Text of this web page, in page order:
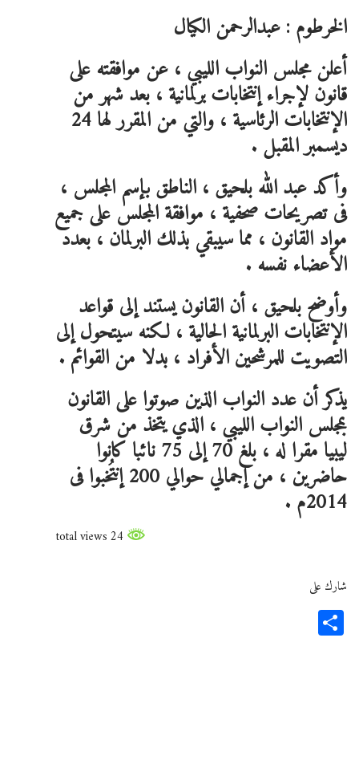
الخرطوم : عبدالرحمن الكيال
أعلن مجلس النواب الليبي ، عن موافقته على
قانون لإجراء إنتخابات برلمانية ، بعد شهر من
الإنتخابات الرئاسية ، والتي من المقرر لها 24
ديسمبر المقبل .
وأكد عبد الله بلحيق ، الناطق بإسم المجلس ،
فى تصريحات صحفية ، موافقة المجلس على جميع
مواد القانون ، مما سيبقي بذلك البرلمان ، بعدد
الأعضاء نفسه .
وأوضح بلحيق ، أن القانون يستند إلى قواعد
الإنتخابات البرلمانية الحالية ، لكنه سيتحول إلى
التصويت للمرشحين الأفراد ، بدلا من القوائم .
يذكر أن عدد النواب الذين صوتوا على القانون
بمجلس النواب الليبي ، الذي يتخذ من شرق
ليبيا مقرا له ، بلغ 70 إلى 75 نائبا كانوا
حاضرين ، من إجمالي حوالي 200 إنتُخبوا فى
2014م .
شارك على